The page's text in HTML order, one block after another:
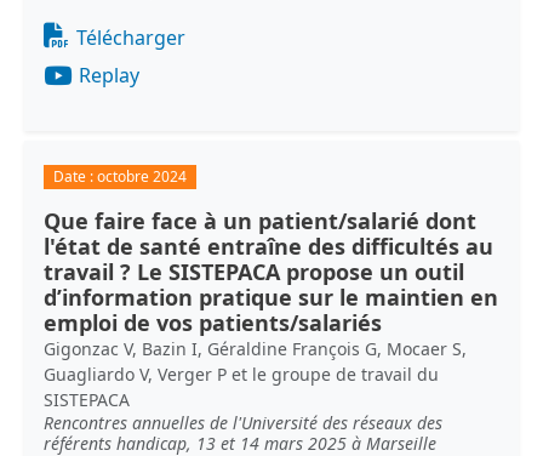
Document
Télécharger
Replay
Date :octobre 2024
Que faire face à un patient/salarié dont
l'état de santé entraîne des difficultés au
travail ? Le SISTEPACA propose un outil
d’information pratique sur le maintien en
emploi de vos patients/salariés
Gigonzac V, Bazin I, Géraldine François G, Mocaer S,
Guagliardo V, Verger P et le groupe de travail du
SISTEPACA
Rencontres annuelles de l'Université des réseaux des
référents handicap, 13 et 14 mars 2025 à Marseille